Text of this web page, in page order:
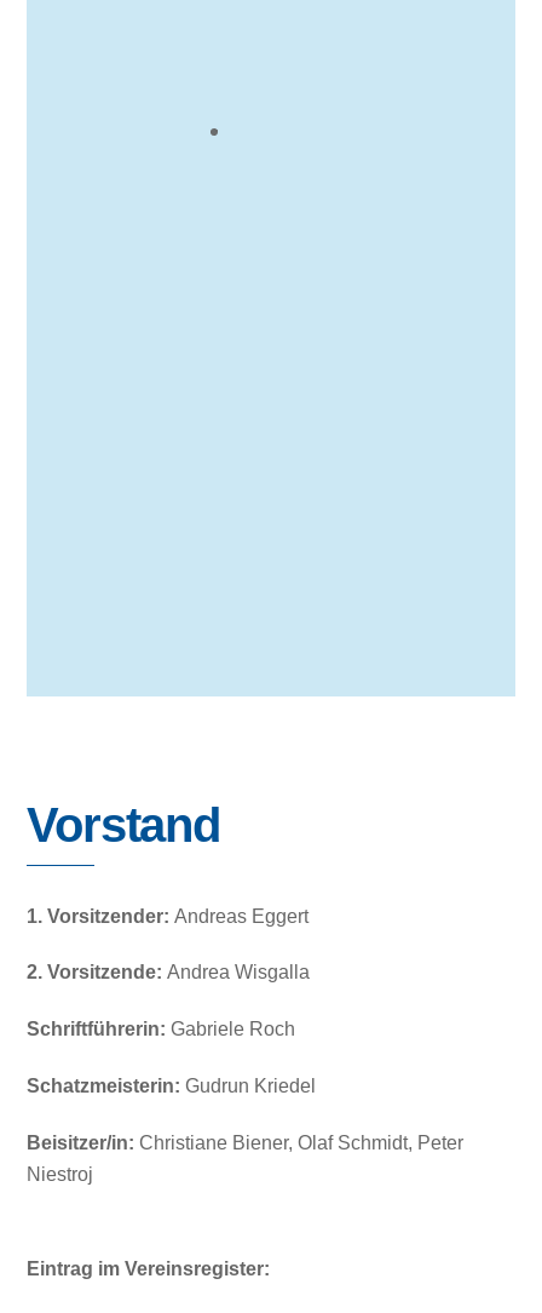
Vorstand
1. Vorsitzender: Andreas Eggert
2. Vorsitzende: Andrea Wisgalla
Schriftführerin: Gabriele Roch
Schatzmeisterin: Gudrun Kriedel
Beisitzer/in: Christiane Biener, Olaf Schmidt, Peter
Niestroj
Eintrag im Vereinsregister: